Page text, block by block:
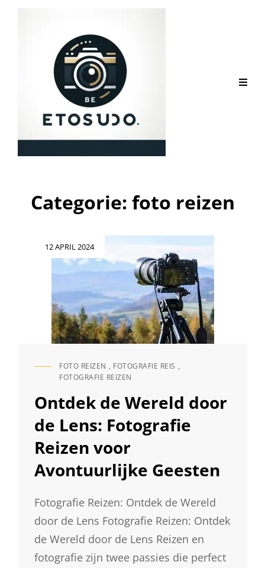
Categorie: foto reizen
12 APRIL 2024
CAT
FOTO REIZEN , FOTOGRAFIE REIS ,
FOTOGRAFIE REIZEN
Ontdek de Wereld door
de Lens: Fotografie
Reizen voor
Avontuurlijke Geesten
Fotografie Reizen: Ontdek de Wereld
door de Lens Fotografie Reizen: Ontdek
de Wereld door de Lens Reizen en
fotografie zijn twee passies die perfect